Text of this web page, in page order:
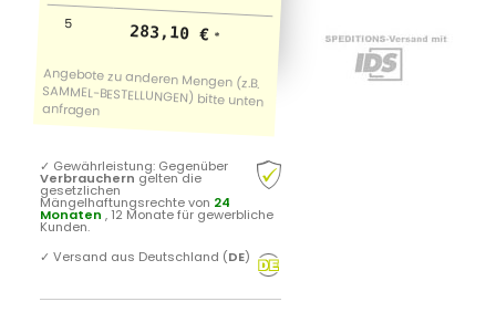
5 283,10 € *
✓ Gewährleistung: Gegenüber
Verbrauchern gelten die
gesetzlichen
Mängelhaftungsrechte von 24
Monaten , 12 Monate für gewerbliche
Kunden.
✓ Versand aus Deutschland (DE)